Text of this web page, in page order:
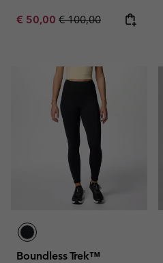
Sale price:
€ 50,00 Regular price:
€ 100,00
Boundless Trek™